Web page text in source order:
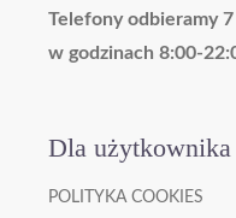
Telefony odbieramy
w godzinach 8:00-
Dla użytkownika
POLITYKA COOKIES